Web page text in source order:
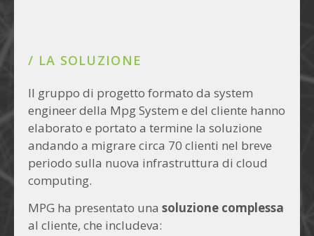
/ LA SOLUZIONE
Il gruppo di progetto formato da system
engineer della Mpg System e del cliente hanno
elaborato e portato a termine la soluzione
andando a migrare circa 70 clienti nel breve
periodo sulla nuova infrastruttura di cloud
computing.
MPG ha presentato una soluzione complessa
al cliente, che includeva: